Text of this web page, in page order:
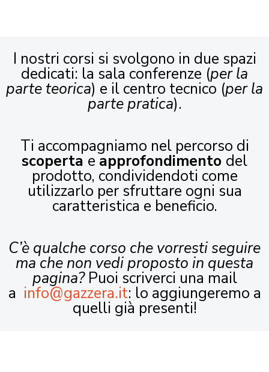
I nostri corsi si svolgono in due spazi
dedicati: la sala conferenze (per la
parte teorica) e il centro tecnico (per la
parte pratica).
Ti accompagniamo nel percorso di
scoperta e approfondimento del
prodotto, condividendoti come
utilizzarlo per sfruttare ogni sua
caratteristica e beneficio.
C’è qualche corso che vorresti seguire
ma che non vedi proposto in questa
pagina?Puoi scriverci una mail
a info@gazzera.it: lo aggiungeremo a
quelli già presenti!